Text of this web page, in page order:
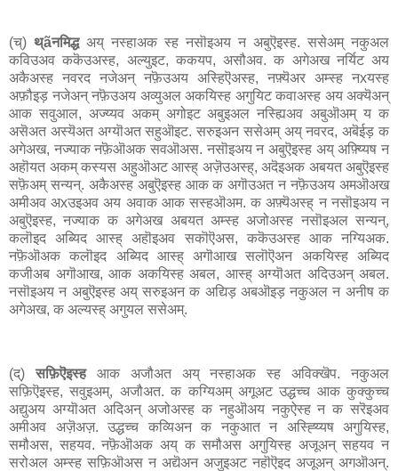
(च्) थ्ãनमिद्धअय् नस्हाअक स्ह नसॊइअय न अबुऎइस्ह. ससेअम् नकुअल
कविउअव ककॆउअस्ह, अल्युइट, ककयप, असौअव. क अगेअख नर्यिट अय
अकैअस्ह नवरद नजेअन् नफ़ॆउअय अस्हिऎअस्ह, नफ़्यॆअर अम्स्ह नxयस्ह
अफ़ौइड़ नजेअन् नफ़ॆउअय अव्युअल अकयिस्ह अगुयिट कवाअस्ह अय अक्यॆअन्
आक सवुआल, अज्य्यव अकम् अगोइट अबुइअल नस्ह्यिअव अबुऒअम् य क
असॆअत अस्यॆअत अग्यॊअत सहुऒइट. सरुइअन ससेअम् अय् नवरद, अबॆईड़ क
अगेअख, नज्याक नफ़ॆऒअक सवऒअस. नसॊइअय न अबुऎइस्ह अय् अफ़्य्यिष न
अहॊयत अकम् कस्यस अहुऒअट आस्ह् अज़ॆउअस्ह्, अदॆइअक अबयत अबुऎइस्ह
सफ़ॆअम् सन्यन्. अकैअस्ह अबुऎइस्ह आक क अगॊउअत न नफ़ॆउअय अमऒअख
अमीअव अxउइअव अय अवाक आक सस्हऒअम. क अफ़्यॆअस्ह् न नसॊइअय न
अबुऎइस्ह, नज्याक क अगेअख अबयत अम्स्ह अजोअस्ह नसॊइअल सन्यन्,
कलॊइद अब्यिद आस्ह् अहॊइअव सकॊऎअस, ककॆउअस्ह आक नग्यिअक.
नफ़ॆऒअक कलॊइद अब्यिद आस्ह् अगॊआख सलॊऎअन अकयिस्ह अब्यिद
कजीअब अगॊआख, आक अकयिस्ह अबल, आस्ह् अग्यॊअत अदिउअन् अबल.
नसॊइअय न अबुऎइस्ह अय् सरुइअन क अद्यिड़ अबऒइड़ नकुअल न अनीष क
अगेअख, क अल्यस्ह् अगुयल ससेअम्.
(द्)सफ़िऎइस्हआक अजौअत अय् नस्हाअक स्ह अविक्खॆप. नकुअल
सफ़िऎइस्ह, सवुइअम्, अजौअत. क कग्यिअम् अगूअट उद्धच्च आक कुक्कुच्च
अद्युअय अग्यॊअत अदिअन् अजोअस्ह क नहुऒअय नकुऐस्ह न क सरॆइअव
अमीअव अज़ॆअज़. उद्धच्च कव्यिअन क नकुआत न अस्ह्य्यिष अगुयिस्ह,
समौअस, सहयव. नफ़ॆऒअक अय् क समौअस अगुयिस्ह अजूअन् सहयव न
सरोअल अम्स्ह सफ़िऒअस न अद्यॆअन अजुइअट नहॊऎइद अजूअन् अगऒअन्.